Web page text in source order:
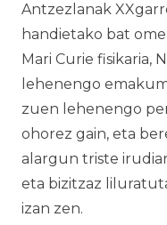
Antzezlanak
handietako bat
Mari Curie fisikaria,
lehenengo
zuen lehenengo
ohorez gain, eta
alargun triste
eta bizitzaz
izan zen.